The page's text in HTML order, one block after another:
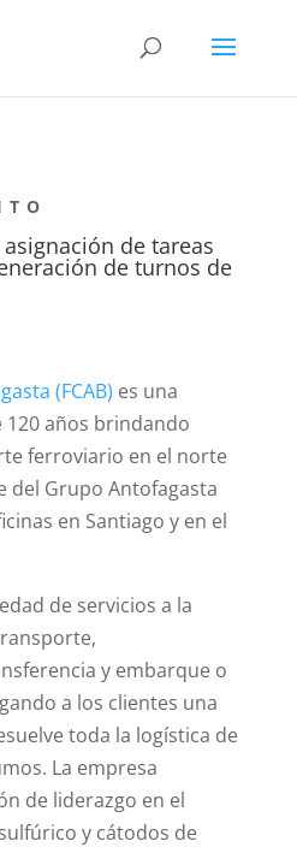
asignación de tareas
de turnos de
(FCAB) es una
120 años brindando
ferroviario en el norte
del Grupo Antofagasta
en Santiago y en el
de servicios a la
y embarque o
a los clientes una
toda la logística de
La empresa
de liderazgo en el
y cátodos de